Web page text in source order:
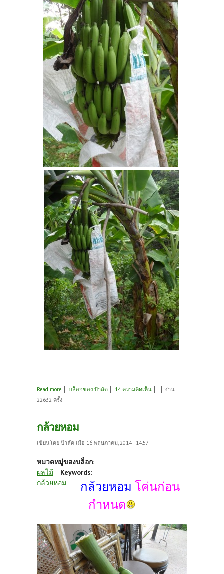
Read more about กล้วยหอม ผลไม้สดจากสวน
บล็อกของ ป้าลัด 14 ความคิดเห็น
อ่าน
22632 ครั้ง
กล้วยหอม
เขียนโดย ป้าลัด เมื่อ 16 พฤษภาคม, 2014 - 14:57
หมวดหมู่ของบล็อก:
ผลไม้
Keywords:
กล้วยหอม
กล้วยหอม โค่นก่อน
กำหนด